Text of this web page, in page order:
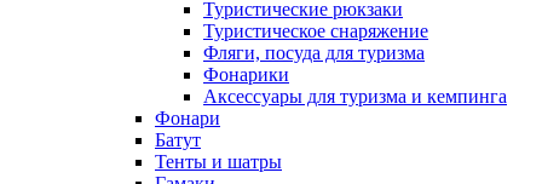
Туристические рюкзаки
Туристическое снаряжение
Фляги, посуда для туризма
Фонарики
Аксессуары для туризма и кемпинга
Фонари
Батут
Тенты и шатры